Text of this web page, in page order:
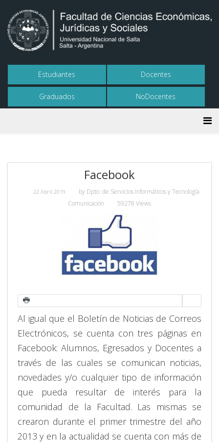
Estudiantes Docentes
Graduados NoDocentes
Facebook
22 Abril 2019 by Dpto. de Servicios Informáticos y Tecnología
Comunicación
59278 Views
Al igual que el Boletín de Noticias de Correos
Electrónicos, se cuenta con tres páginas en
Facebook: Alumnos, Egresados y Docentes a
través de las cuales se comunican noticias,
novedades y/o cualquier tipo de información
que pueda resultar de interés para la
comunidad de la Facultad. Las mismas se
crearon durante el primer trimestre del año
2013 y en la actualidad se cuenta con más de